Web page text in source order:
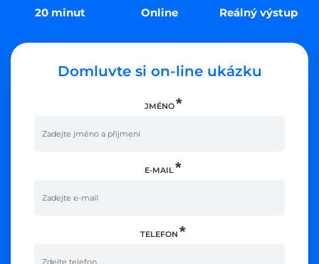
20 minut Online Reálný výstup
Domluvte si on-line ukázku
JMÉNO
E-MAIL
TELEFON